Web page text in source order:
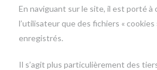
En naviguant sur le site, il est porté à
l’utilisateur que des fichiers «
enregistrés.
Il s’agit plus particulièrement des